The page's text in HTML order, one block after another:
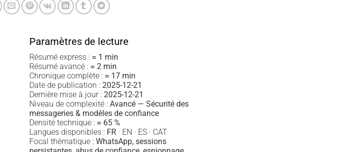
Paramètres de lecture
Résumé express : ≈ 1 min
Résumé avancé : ≈ 2 min
Chronique complète : ≈ 17 min
Date de publication : 2025-12-21
Dernière mise à jour : 2025-12-21
Niveau de complexité : Avancé — Sécurité des
messageries & modèles de confiance
Densité technique : ≈ 65 %
Langues disponibles : FR · EN · ES · CAT
Focal thématique : WhatsApp, sessions